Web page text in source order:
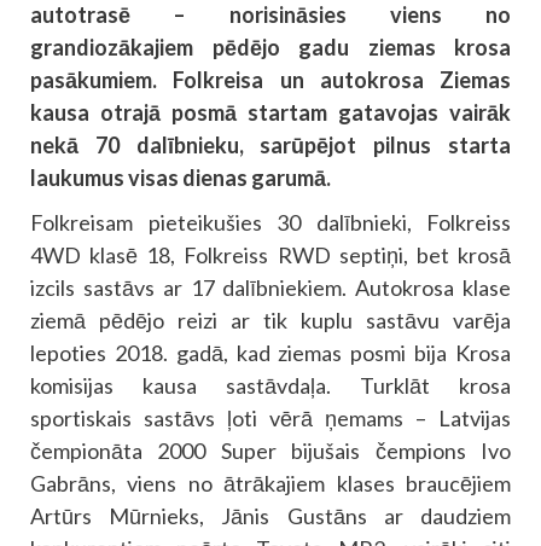
autotrasē – norisināsies viens no
grandiozākajiem pēdējo gadu ziemas krosa
pasākumiem. Folkreisa un autokrosa Ziemas
kausa otrajā posmā startam gatavojas vairāk
nekā 70 dalībnieku, sarūpējot pilnus starta
laukumus visas dienas garumā.
Folkreisam pieteikušies 30 dalībnieki, Folkreiss
4WD klasē 18, Folkreiss RWD septiņi, bet krosā
izcils sastāvs ar 17 dalībniekiem. Autokrosa klase
ziemā pēdējo reizi ar tik kuplu sastāvu varēja
lepoties 2018. gadā, kad ziemas posmi bija Krosa
komisijas kausa sastāvdaļa. Turklāt krosa
sportiskais sastāvs ļoti vērā ņemams – Latvijas
čempionāta 2000 Super bijušais čempions Ivo
Gabrāns, viens no ātrākajiem klases braucējiem
Artūrs Mūrnieks, Jānis Gustāns ar daudziem